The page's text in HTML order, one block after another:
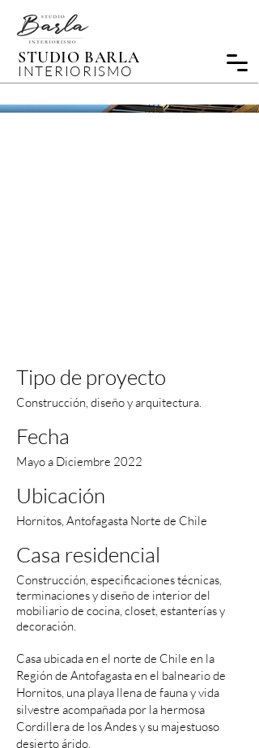
STUDIO BARLA
INTERIORISMO
Tipo de proyecto
Construcción, diseño y arquitectura.
Fecha
Mayo a Diciembre 2022
Ubicación
Hornitos, Antofagasta Norte de Chile
Casa residencial
Construcción, especificaciones técnicas,
terminaciones y diseño de interior del
mobiliario de cocina, closet, estanterías y
decoración.
Casa ubicada en el norte de Chile en la
Región de Antofagasta en el balneario de
Hornitos, una playa llena de fauna y vida
silvestre acompañada por la hermosa
Cordillera de los Andes y su majestuoso
desierto árido.